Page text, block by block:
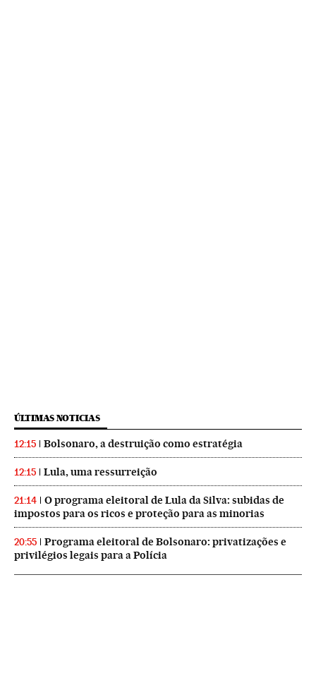
ÚLTIMAS NOTICIAS
12:15 Bolsonaro, a destruição como estratégia
12:15 Lula, uma ressurreição
21:14
O programa eleitoral de Lula da Silva: subidas de
impostos para os ricos e proteção para as minorias
20:55
Programa eleitoral de Bolsonaro: privatizações e
privilégios legais para a Polícia